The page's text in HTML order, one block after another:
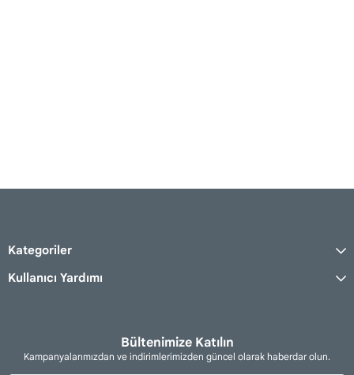
Kategoriler
Kullanıcı Yardımı
Bültenimize Katılın
Kampanyalarımızdan ve indirimlerimizden güncel olarak haberdar olun.